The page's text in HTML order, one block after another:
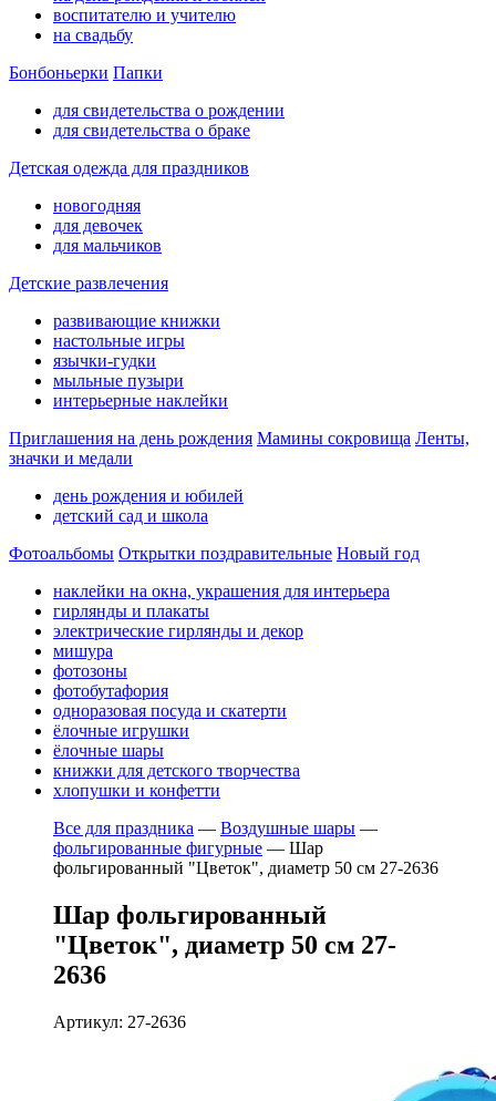
воспитателю и учителю
на свадьбу
Бонбоньерки Папки
для свидетельства о рождении
для свидетельства о браке
Детская одежда для праздников
новогодняя
для девочек
для мальчиков
Детские развлечения
развивающие книжки
настольные игры
язычки-гудки
мыльные пузыри
интерьерные наклейки
Приглашения на день рождения Мамины сокровища Ленты,
значки и медали
день рождения и юбилей
детский сад и школа
Фотоальбомы Открытки поздравительные Новый год
наклейки на окна, украшения для интерьера
гирлянды и плакаты
электрические гирлянды и декор
мишура
фотозоны
фотобутафория
одноразовая посуда и скатерти
ёлочные игрушки
ёлочные шары
книжки для детского творчества
хлопушки и конфетти
Все для праздника — Воздушные шары —
фольгированные фигурные — Шар
фольгированный "Цветок", диаметр 50 см 27-2636
Шар фольгированный
"Цветок", диаметр 50 см 27-
2636
Артикул: 27-2636